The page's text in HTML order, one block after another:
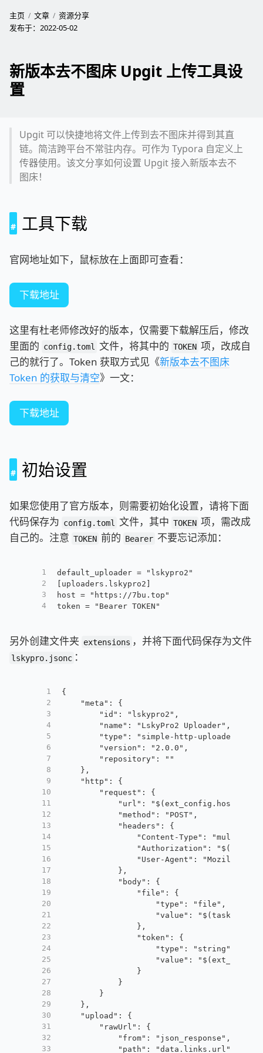
主页 文章
资源分享
发布于： 2022-05-02
新版本去不图床 Upgit 上传工具设
置
Upgit 可以快捷地将文件上传到去不图床并得到其直
链。简洁跨平台不常驻内存。可作为 Typora 自定义上
传器使用。该文分享如何设置 Upgit 接入新版本去不
图床！
工具下载
官网地址如下，鼠标放在上面即可查看：
下载地址
这里有杜老师修改好的版本，仅需要下载解压后，修改
里面的 config.toml 文件，将其中的 TOKEN 项，改成自
己的就行了。Token 获取方式见《新版本去不图床
Token 的获取与清空》一文：
下载地址
初始设置
如果您使用了官方版本，则需要初始化设置，请将下面
代码保存为 config.toml 文件，其中 TOKEN 项，需改成
自己的。注意 TOKEN 前的 Bearer 不要忘记添加：
1
2
3
4
default_uploader = "lskypro2"
[uploaders.lskypro2]
host = "https://7bu.top"
token = "Bearer TOKEN"
另外创建文件夹 extensions ，并将下面代码保存为文件
lskypro.jsonc ：
1
2
3
4
5
6
7
8
9
10
11
12
13
14
15
16
17
18
19
20
21
22
23
24
25
26
27
28
29
30
31
32
33
{
    "meta": {
        "id": "lskypro2",
        "name": "LskyPro2 Uploader",
        "type": "simple-http-uploader",
        "version": "2.0.0",
        "repository": ""
    },
    "http": {
        "request": {
"url": "$(ext_config.host)/
            "method": "POST",
            "headers": {
"Content-Type":
"Authorization":
"User-Agent": "Mozilla/
            },
            "body": {
                "file": {
                    "type": "file",
"value":
                },
                "token": {
                    "type": "string",
"value":
                }
            }
        }
    },
    "upload": {
        "rawUrl": {
            "from": "json_response",
            "path": "data.links.url"